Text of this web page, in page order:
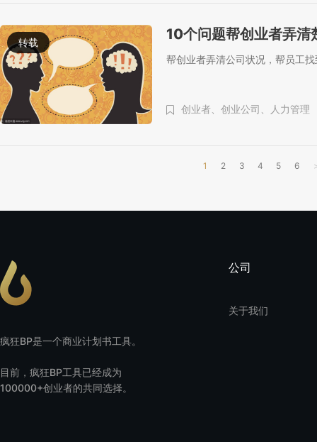
转载 10个问题帮创业者弄清
帮创业者弄清公司状况，帮员工
创业者、 创业公司、 人力管理
1 2 3 4 5 6
疯狂BP是一个商业计划书工具。
目前，疯狂BP工具已经成为
100000+创业者的共同选择。
公司
关于我们